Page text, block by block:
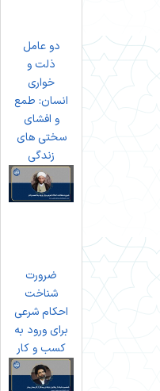
دو عامل
ذلت و
خواری
انسان: طمع
و افشای
سختی های
زندگی
ضرورت
شناخت
احکام شرعی
برای ورود به
کسب و کار